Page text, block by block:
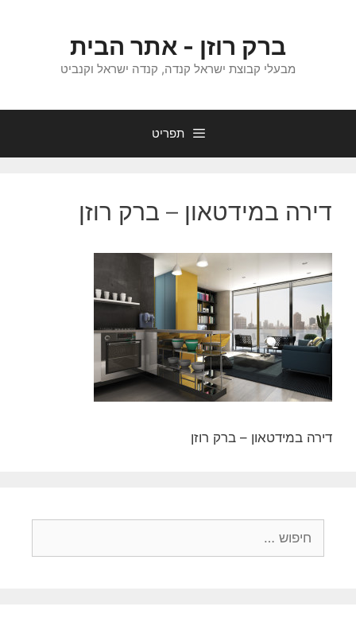
ברק רוזן - אתר הבית
מבעלי קבוצת ישראל קנדה, קנדה ישראל וקנביט
תפריט
דירה במידטאון – ברק רוזן
דירה במידטאון – ברק רוזן